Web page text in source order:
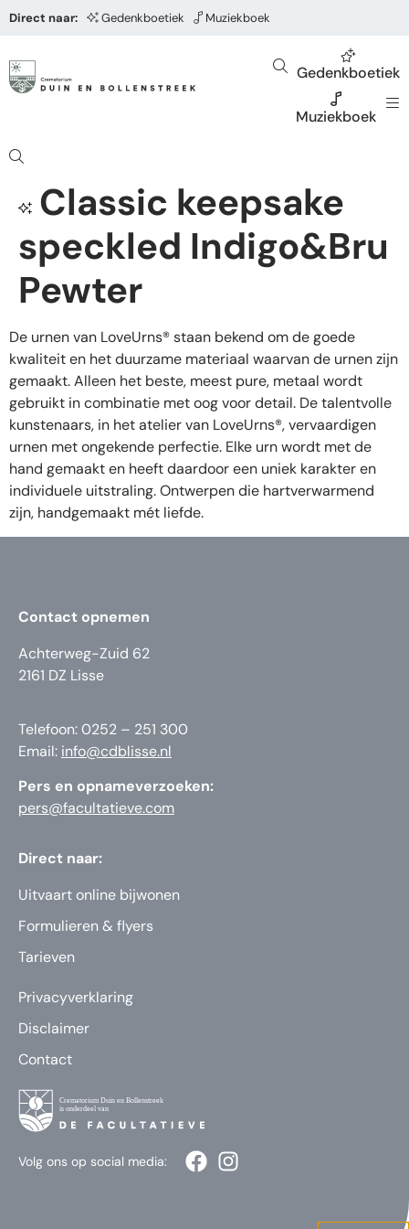
Direct naar: Gedenkboetiek Muziekboek
Gedenkboetiek
Muziekboek
Classic keepsake
speckled Indigo&Bru
Pewter
De urnen van LoveUrns® staan bekend om de goede
kwaliteit en het duurzame materiaal waarvan de urnen zijn
gemaakt. Alleen het beste, meest pure, metaal wordt
gebruikt in combinatie met oog voor detail. De talentvolle
kunstenaars, in het atelier van LoveUrns®, vervaardigen
urnen met ongekende perfectie. Elke urn wordt met de
hand gemaakt en heeft daardoor een uniek karakter en
individuele uitstraling. Ontwerpen die hartverwarmend
zijn, handgemaakt mét liefde.
Contact opnemen
Achterweg-Zuid 62
2161 DZ Lisse
Telefoon: 0252 – 251 300
Email: info@cdblisse.nl
Pers en opnameverzoeken:
pers@facultatieve.com
Direct naar:
Uitvaart online bijwonen
Formulieren & flyers
Tarieven
Privacyverklaring
Disclaimer
Contact
Volg ons op social media: